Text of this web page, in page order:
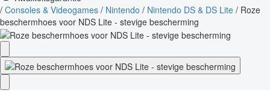
/ Consoles & Videogames / Nintendo / Nintendo DS & DS Lite / Roze
beschermhoes voor NDS Lite - stevige bescherming